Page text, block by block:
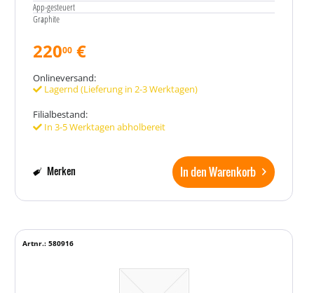
App-gesteuert
Graphite
22000 €
Onlineversand:
Lagernd (Lieferung in 2-3 Werktagen)
Filialbestand:
In 3-5 Werktagen abholbereit
In den Warenkorb
Merken
Artnr.: 580916